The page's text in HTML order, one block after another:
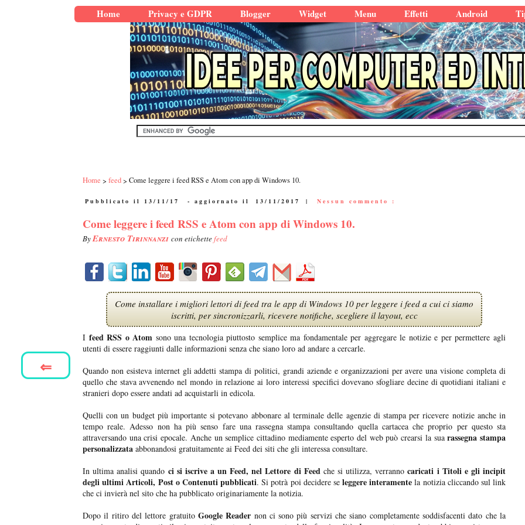
Home Privacy e GDPR Blogger Widget Menu Effetti Android
Home feed Come leggere i feed RSS e Atom con app di Windows 10.
Pubblicato il 13/11/17 - aggiornato il 13/11/2017 | Nessun commento :
Come leggere i feed RSS e Atom con app di Windows 10.
ByErnesto Tirinnanzi con etichettefeed
Come installare i migliori lettori di feed tra le app di Windows 10 per leggere i feed a cui ci siamo
iscritti, per sincronizzarli, ricevere notifiche, scegliere il layout, ecc
I feed RSS o Atom sono una tecnologia piuttosto semplice ma fondamentale per aggregare le notizie e per permettere agli
utenti di essere raggiunti dalle informazioni senza che siano loro ad andare a cercarle.
Quando non esisteva internet gli addetti stampa di politici, grandi aziende e organizzazioni per avere una visione completa di
quello che stava avvenendo nel mondo in relazione ai loro interessi specifici dovevano sfogliare decine di quotidiani italiani e
stranieri dopo essere andati ad acquistarli in edicola.
Quelli con un budget più importante si potevano abbonare al terminale delle agenzie di stampa per ricevere notizie anche in
tempo reale. Adesso non ha più senso fare una rassegna stampa consultando quella cartacea che proprio per questo sta
attraversando una crisi epocale. Anche un semplice cittadino mediamente esperto del web può crearsi la suarassegna stampa
personalizzata abbonandosi gratuitamente ai Feed dei siti che gli interessa consultare.
In ultima analisi quando ci si iscrive a un Feed, nel Lettore di Feedche si utilizza, verrannocaricati i Titoli e gli incipit
degli ultimi Articoli, Post o Contenuti pubblicati. Si potrà poi decidere se leggere interamente la notizia cliccando sul link
che ci invierà nel sito che ha pubblicato originariamente la notizia.
Dopo il ritiro del lettore gratuito Google Reader non ci sono più servizi che siano completamente soddisfacenti dato che la
⇐